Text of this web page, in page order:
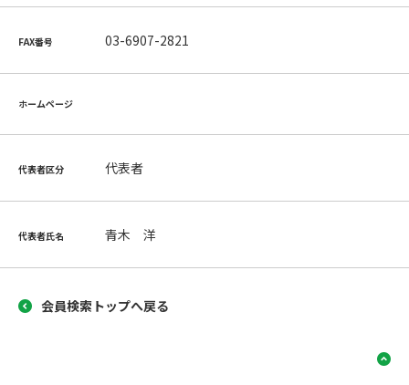
FAX番号 03-6907-2821
ホームページ
代表者区分 代表者
代表者氏名 青木 洋
会員検索トップへ戻る